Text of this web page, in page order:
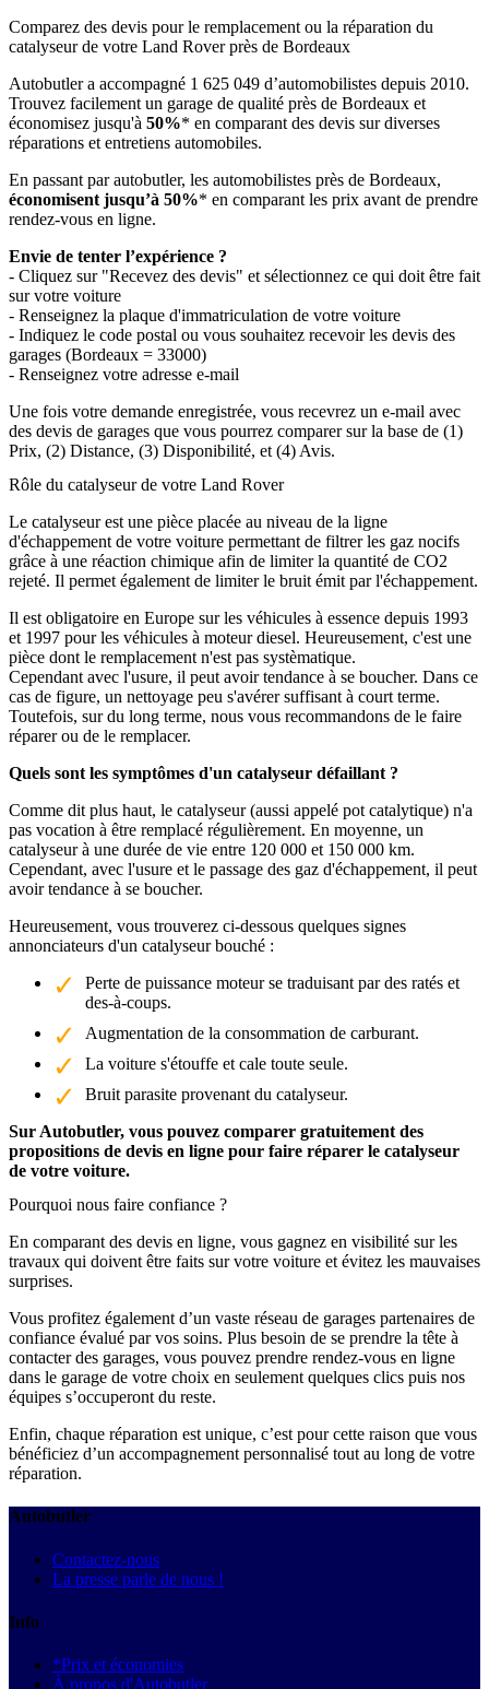
Comparez des devis pour le remplacement ou la réparation du
catalyseur de votre Land Rover près de Bordeaux
Autobutler a accompagné 1 625 049 d’automobilistes depuis 2010.
Trouvez facilement un garage de qualité près de Bordeaux et
économisez jusqu'à 50%* en comparant des devis sur diverses
réparations et entretiens automobiles.
En passant par autobutler, les automobilistes près de Bordeaux,
économisent jusqu’à 50%* en comparant les prix avant de prendre
rendez-vous en ligne.
Envie de tenter l’expérience ?
- Cliquez sur "Recevez des devis" et sélectionnez ce qui doit être fait
sur votre voiture
- Renseignez la plaque d'immatriculation de votre voiture
- Indiquez le code postal ou vous souhaitez recevoir les devis des
garages (Bordeaux = 33000)
- Renseignez votre adresse e-mail
Une fois votre demande enregistrée, vous recevrez un e-mail avec
des devis de garages que vous pourrez comparer sur la base de (1)
Prix, (2) Distance, (3) Disponibilité, et (4) Avis.
Rôle du catalyseur de votre Land Rover
Le catalyseur est une pièce placée au niveau de la ligne
d'échappement de votre voiture permettant de filtrer les gaz nocifs
grâce à une réaction chimique afin de limiter la quantité de CO2
rejeté. Il permet également de limiter le bruit émit par l'échappement.
Il est obligatoire en Europe sur les véhicules à essence depuis 1993
et 1997 pour les véhicules à moteur diesel. Heureusement, c'est une
pièce dont le remplacement n'est pas systèmatique.
Cependant avec l'usure, il peut avoir tendance à se boucher. Dans ce
cas de figure, un nettoyage peu s'avérer suffisant à court terme.
Toutefois, sur du long terme, nous vous recommandons de le faire
réparer ou de le remplacer.
Quels sont les symptômes d'un catalyseur défaillant ?
Comme dit plus haut, le catalyseur (aussi appelé pot catalytique) n'a
pas vocation à être remplacé régulièrement. En moyenne, un
catalyseur à une durée de vie entre 120 000 et 150 000 km.
Cependant, avec l'usure et le passage des gaz d'échappement, il peut
avoir tendance à se boucher.
Heureusement, vous trouverez ci-dessous quelques signes
annonciateurs d'un catalyseur bouché :
Perte de puissance moteur se traduisant par des ratés et
des-à-coups.
Augmentation de la consommation de carburant.
La voiture s'étouffe et cale toute seule.
Bruit parasite provenant du catalyseur.
Sur Autobutler, vous pouvez comparer gratuitement des
propositions de devis en ligne pour faire réparer le catalyseur
de votre voiture.
Pourquoi nous faire confiance ?
En comparant des devis en ligne, vous gagnez en visibilité sur les
travaux qui doivent être faits sur votre voiture et évitez les mauvaises
surprises.
Vous profitez également d’un vaste réseau de garages partenaires de
confiance évalué par vos soins. Plus besoin de se prendre la tête à
contacter des garages, vous pouvez prendre rendez-vous en ligne
dans le garage de votre choix en seulement quelques clics puis nos
équipes s’occuperont du reste.
Enfin, chaque réparation est unique, c’est pour cette raison que vous
bénéficiez d’un accompagnement personnalisé tout au long de votre
réparation.
Autobutler
Contactez-nous
La presse parle de nous !
Info
*Prix et économies
À propos d'Autobutler